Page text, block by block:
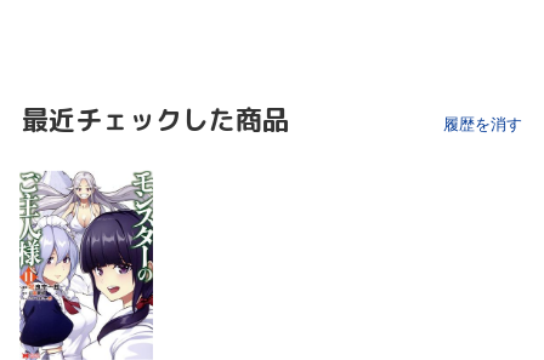
最近チェックした商品 履歴を消す